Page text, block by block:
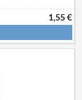
1,55 €